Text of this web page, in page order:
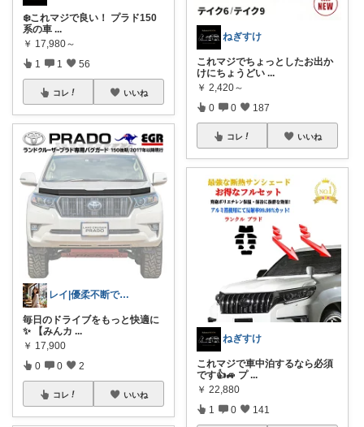
❄️これマジで良い！ プラド150
系の車 ...
￥ 17,980～
1 1 56
コレ いいね
レイ|優柔不断で選べない🥲
毎日のドライブをもっと快適に
✨ 【みんカ ...
￥ 17,900
0 0 2
コレ いいね
ねぎすけ
これマジでちょっとしたお出か
けにちょうどい ...
￥ 2,420～
0 0 187
コレ いいね
ねぎすけ
これマジで車中泊するなら必須
です👍🚙 プ ...
￥ 22,880
1 0 141